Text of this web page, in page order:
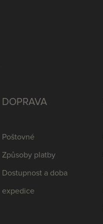
DOPRAVA
Poštovné
Způsoby platby
Dostupnost a doba
expedice